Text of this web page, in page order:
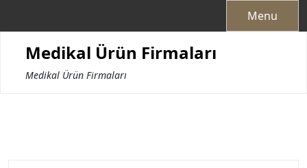
Menu
Medikal Ürün Firmaları
Medikal Ürün Firmaları